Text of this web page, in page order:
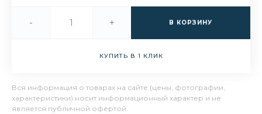
- + В КОРЗИНУ
КУПИТЬ В 1 КЛИК
Вся информация о товарах на сайте (цены, фотографии,
характеристики) носит информационный характер и не
является публичной офертой.